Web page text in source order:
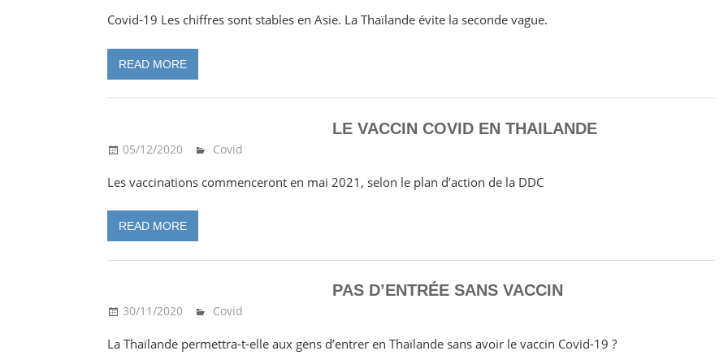
Covid-19 Les chiffres sont stables en Asie. La Thaïlande évite la seconde vague.
READ MORE
LE VACCIN COVID EN THAILANDE
05/12/2020 Ma Thailande
Covid
Les vaccinations commenceront en mai 2021, selon le plan d’action de la DDC
READ MORE
PAS D’ENTRÉE SANS VACCIN
30/11/2020 Ma Thailande
Covid
La Thaïlande permettra-t-elle aux gens d’entrer en Thaïlande sans avoir le vaccin Covid-19 ?